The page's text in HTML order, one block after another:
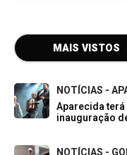
MAIS VISTOS
NOTÍCIAS -
Aparecida
inauguração